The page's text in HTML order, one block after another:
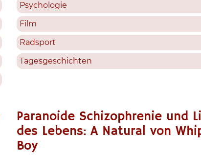
Psychologie
Film
Radsport
Tagesgeschichten
Paranoide Schizophrenie und
des Lebens: A Natural von
Boy